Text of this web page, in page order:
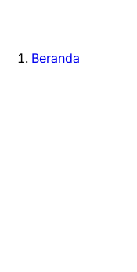
Beranda